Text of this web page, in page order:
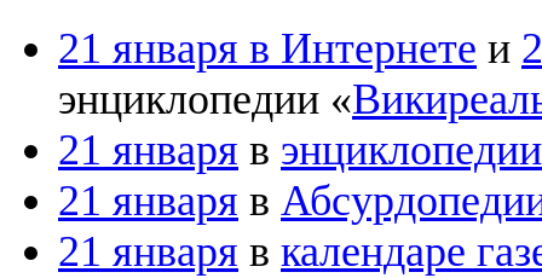
21 января в Интернете и
энциклопедии «
21 января в
21 января в
21 января в календаре